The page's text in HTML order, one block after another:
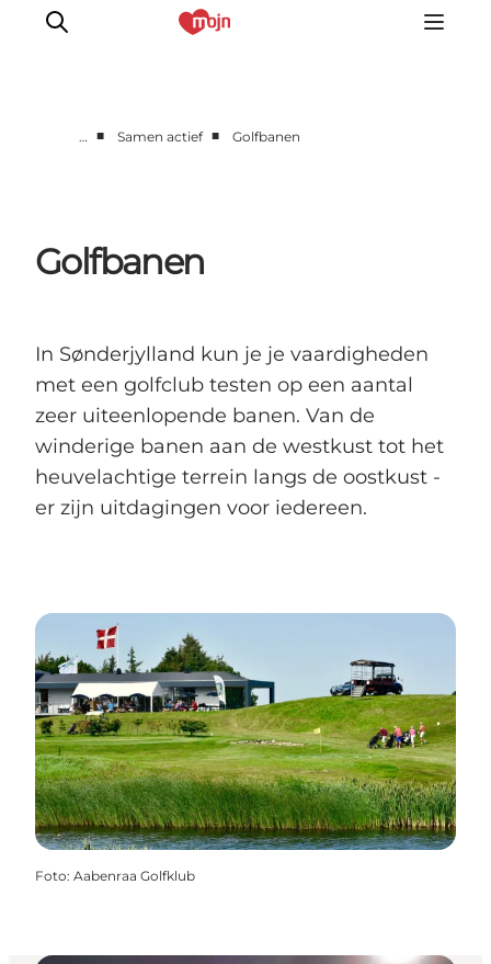
Events
Accommodaties
Booking
… ■ Samen actief ■ Golfbanen
Golfbanen
In Sønderjylland kun je je vaardigheden
met een golfclub testen op een aantal
zeer uiteenlopende banen. Van de
winderige banen aan de westkust tot het
heuvelachtige terrein langs de oostkust -
er zijn uitdagingen voor iedereen.
Foto: Aabenraa Golfklub